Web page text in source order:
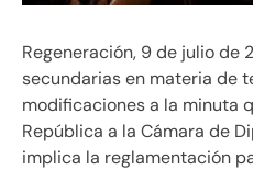
Regeneración, 9 de julio de
secundarias en materia de
modificaciones a la minuta
República a la Cámara de
implica la reglamentación